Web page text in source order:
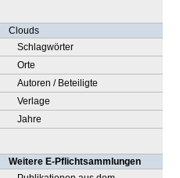
Clouds
Schlagwörter
Orte
Autoren / Beteiligte
Verlage
Jahre
Weitere E-Pflichtsammlungen